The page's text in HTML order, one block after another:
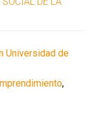
Universidad de
,